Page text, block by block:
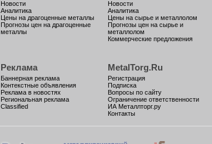
Новости
Аналитика
Цены на драгоценные металлы
Прогнозы цен на драгоценные
металлы
Новости
Аналитика
Цены на сырье и металлолом
Прогнозы цен на сырье и
металлолом
Коммерческие предложения
Реклама
Баннерная реклама
Контекстные объявления
Реклама в новостях
Региональная реклама
Classified
MetalTorg.Ru
Регистрация
Подписка
Вопросы по сайту
Ограничение ответственности
ИА Металлторг.ру
Контакты